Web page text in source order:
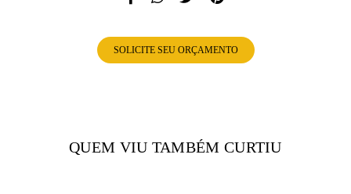
SOLICITE SEU ORÇAMENTO
QUEM VIU TAMBÉM CURTIU